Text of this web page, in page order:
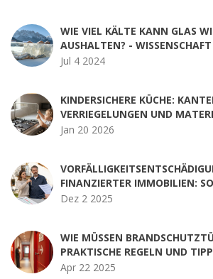
WIE VIEL KÄLTE KANN GLAS
AUSHALTEN? -
UNTERSUCHT
Jul 4 2024
KINDERSICHERE KÜCHE:
VERRIEGELUNGEN UND
SCHUTZ
Jan 20 2026
FINANZIERTER IMMOBILIEN:
HOHE KOSTEN
Dez 2 2025
WIE MÜSSEN
PRAKTISCHE REGELN UND
ERKLÄRT
Apr 22 2025